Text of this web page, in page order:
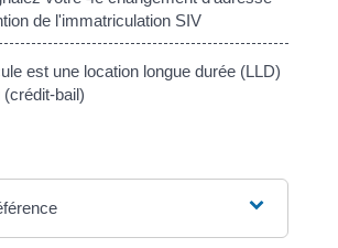
de l'immatriculation SIV
est une location longue durée (LLD)
bail)